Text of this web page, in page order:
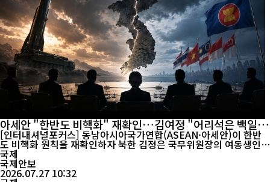
아세안 "한반도 비핵화" 재확인…김여정 "어리석은 백일
몽" 강력 반발
[인터내셔널포커스] 동남아시아국가연합(ASEAN·아세안)이 한반
도 비핵화 원칙을 재확인하자 북한 김정은 국무위원장의 여동생인
김여정 노동당 중앙위원회 부부장이 이를 "전략적 사고와 논리가 실
패한 어리석고 황당한 백일몽"이라고 강하게 비난했다. 북한은 핵보
유국 지위는 협상의 대상이 될 수 없으며 핵무력도 지속적으로 강화
국제
국제안보
2026.07.27 10:32